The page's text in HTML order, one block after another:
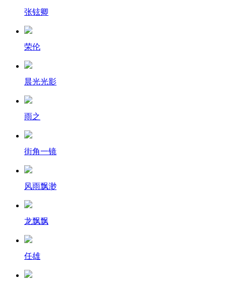
张铉卿
荣伦
晨光光影
雨之
街角一镜
风雨飘渺
龙飘飘
任雄